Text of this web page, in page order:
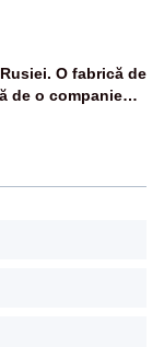
O fabrică de
de o companie
rachetă